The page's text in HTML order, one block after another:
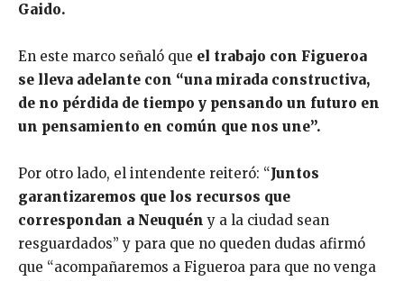
Gaido.
En este marco señaló que el trabajo con Figueroa
se lleva adelante con “una mirada constructiva,
de no pérdida de tiempo y pensando un futuro en
un pensamiento en común que nos une”.
Por otro lado, el intendente reiteró: “Juntos
garantizaremos que los recursos que
correspondan a Neuquény a la ciudad sean
resguardados” y para que no queden dudas afirmó
que “acompañaremos a Figueroa para que no venga